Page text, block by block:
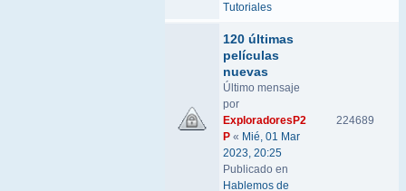
Tutoriales
120 últimas
películas
nuevas
Último mensaje
por
ExploradoresP2
P « Mié, 01 Mar
2023, 20:25
Publicado en
Hablemos de
224689